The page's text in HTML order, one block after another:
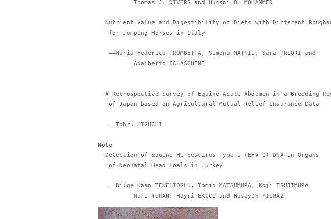
Note
          Nuri TURAN, Hayri EKICI and Huseyin YILMAZ